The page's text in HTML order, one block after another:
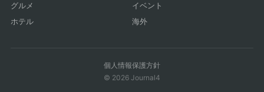
グルメ
イベント
ホテル
海外
個人情報保護方針
© 2026 Journal4